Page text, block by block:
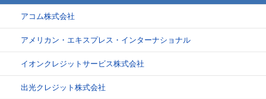
アコム株式会社
アメリカン・エキスプレス・インターナショナル
イオンクレジットサービス株式会社
出光クレジット株式会社